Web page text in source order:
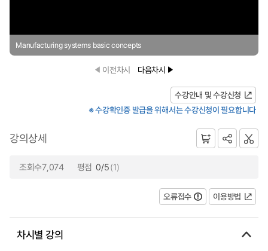
Manufacturing systems basic concepts
이전차시 다음차시
수강안내 및 수강신청
※ 수강확인증 발급을 위해서는 수강신청이 필요합니다
강의상세
조회수7,074 평점 0/5(1)
오류접수 이용방법
차시별 강의